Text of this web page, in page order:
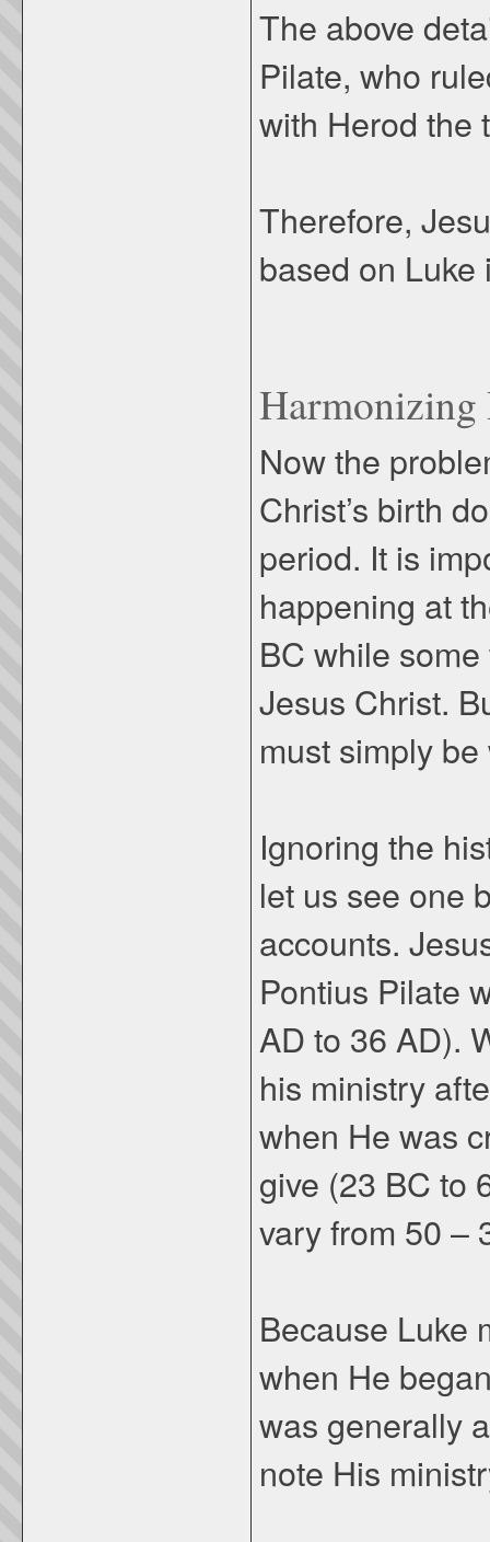
The above
Pilate, who
with Herod the
Therefore,
based on Luke
Harmonizing
Now the
Christ’s birth
period. It is
happening at
BC while
Jesus Christ.
must simply
Ignoring the
let us see one
accounts.
Pontius Pilate
AD to 36 AD).
his ministry
when He was
give (23 BC to
vary from 50 –
Because Luke
when He
was generally
note His